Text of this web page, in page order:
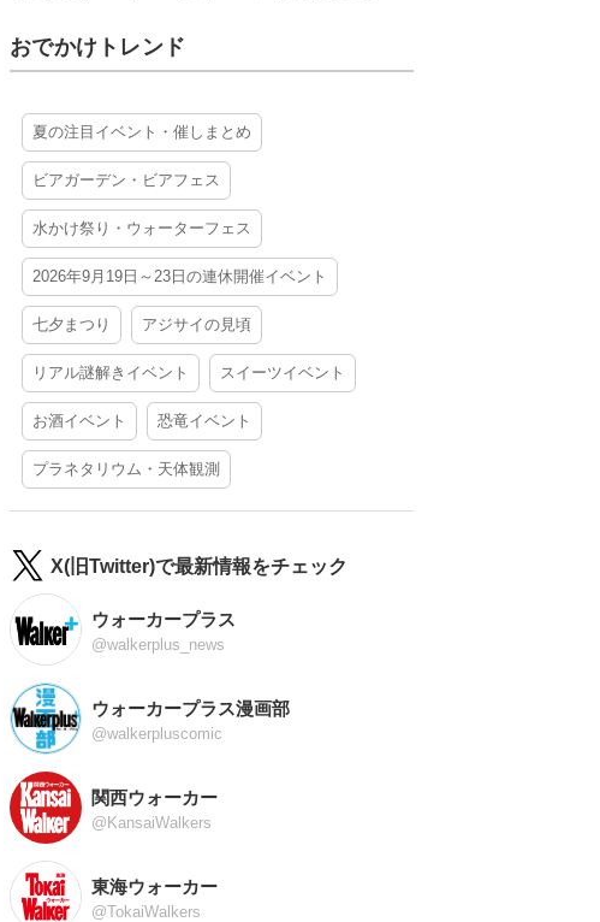
おでかけトレンド
夏の注目イベント・催しまとめ
ビアガーデン・ビアフェス
水かけ祭り・ウォーターフェス
2026年9月19日～23日の連休開催イベント
七夕まつり アジサイの見頃
リアル謎解きイベント スイーツイベント
お酒イベント 恐竜イベント
プラネタリウム・天体観測
X(旧Twitter)で最新情報をチェック
ウォーカープラス
@walkerplus_news
ウォーカープラス漫画部
@walkerpluscomic
関西ウォーカー
@KansaiWalkers
東海ウォーカー
@TokaiWalkers